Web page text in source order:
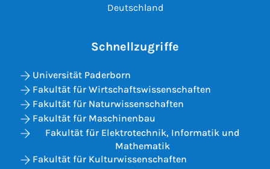
Deutschland
Schnellzugriffe
Universität Paderborn
Fakultät für Wirtschaftswissenschaften
Fakultät für Naturwissenschaften
Fakultät für Maschinenbau
Fakultät für Elektrotechnik, Informatik und
Mathematik
Fakultät für Kulturwissenschaften